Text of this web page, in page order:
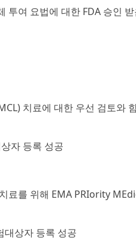
투여 요법에 대한 FDA 승인
치료에 대한 우선 검토와
자 등록 성공
료를 위해 EMA PRIority
대상자 등록 성공